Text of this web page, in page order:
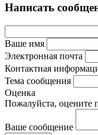
Написать
Ваше имя
Электронная почта
Контактная
Тема сообщения
Оценка
Пожалуйста, оцените
Ваше сообщение